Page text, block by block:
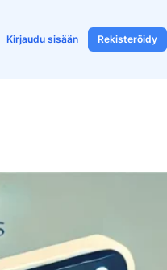
Kirjaudu sisään Rekisteröidy